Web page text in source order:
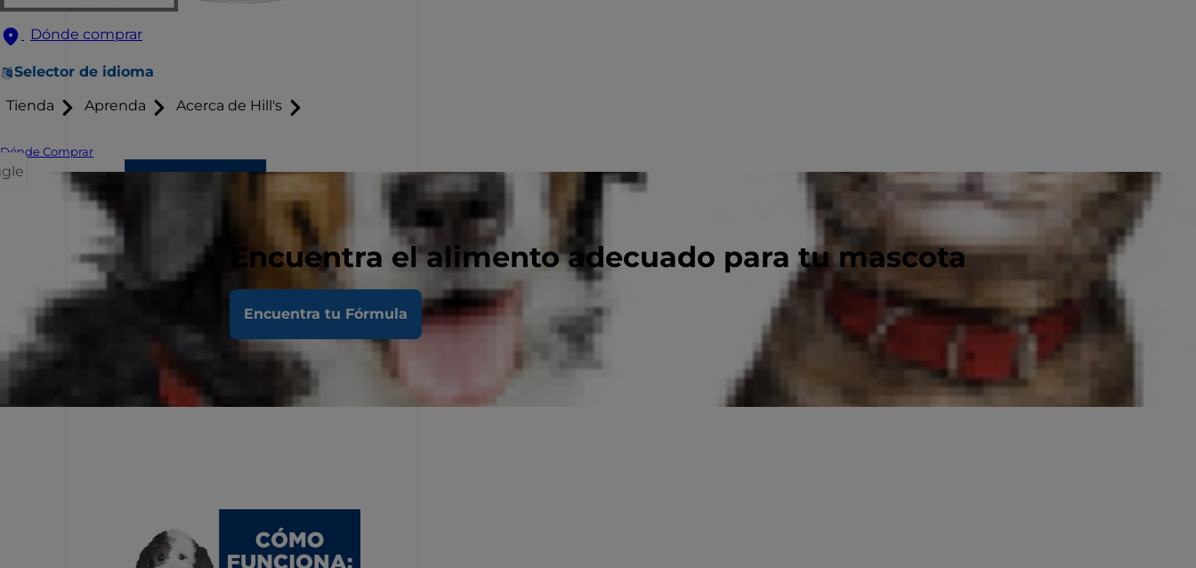
Dónde comprar
Selector de idioma
Tienda Aprenda Acerca de Hill's
Dónde Comprar
Encuentra el alimento adecuado para tu mascota
Encuentra tu Fórmula